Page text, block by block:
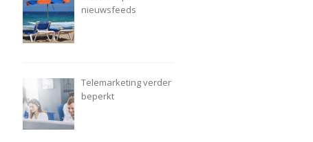
nieuwsfeeds
Telemarketing verder
beperkt